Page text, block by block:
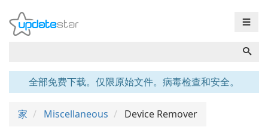
☰
全部免费下载。仅限原始文件。病毒检查和安全。
家 Miscellaneous Device Remover